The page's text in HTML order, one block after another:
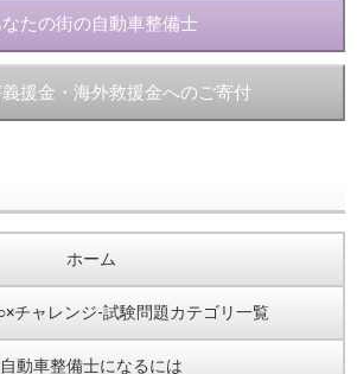
たの街の自動車整備士
援金・海外救援金へのご寄付
ホーム
チャレンジ-試験問題カテゴリ一覧
自動車整備士になるには